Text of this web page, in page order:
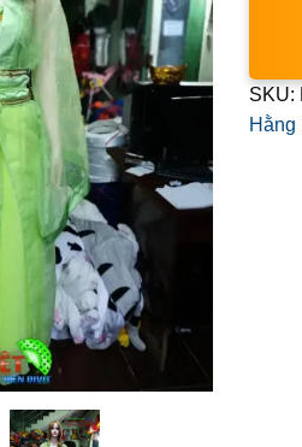
SKU:
Hằng